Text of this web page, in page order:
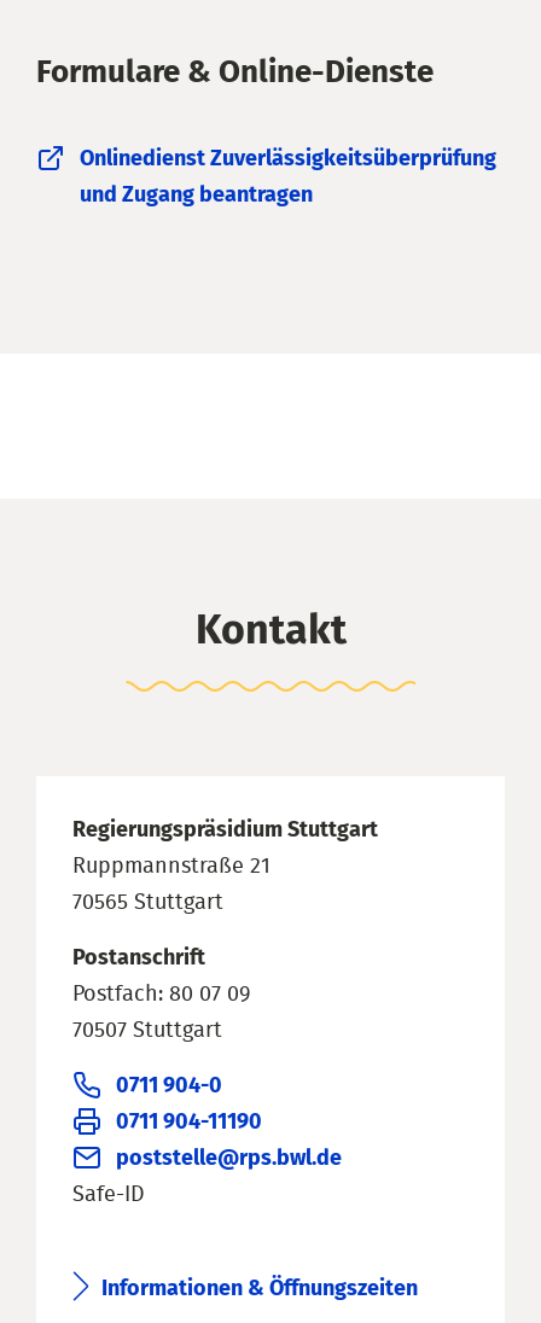
Formulare & Online-Dienste
Onlinedienst Zuverlässigkeitsüberprüfung
und Zugang beantragen
Kontakt
Regierungspräsidium Stuttgart
Ruppmannstraße 21
70565 Stuttgart
Postanschrift
Postfach: 80 07 09
70507 Stuttgart
0711 904-0
0711 904-11190
poststelle@rps.bwl.de
Safe-ID
Informationen & Öffnungszeiten